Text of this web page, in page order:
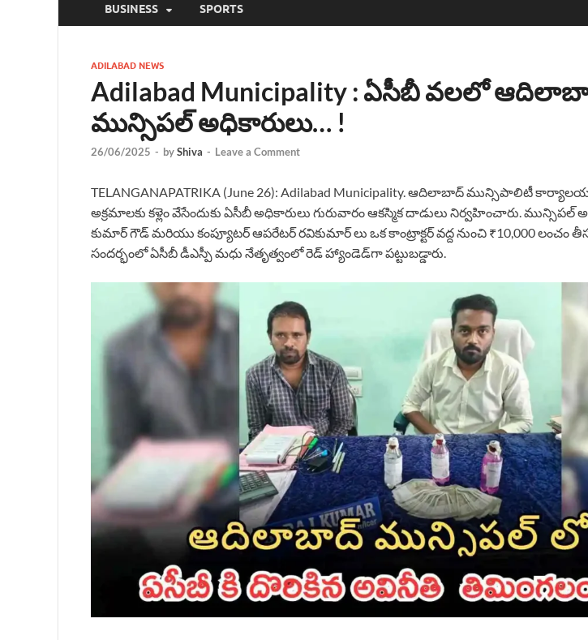
BUSINESS SPORTS
ADILABAD NEWS
Adilabad Municipality : ఏసీబీ వలలో
మున్సిపల్ అధికారులు… !
26/06/2025 - byShiva - Leave a Comment
TELANGANAPATRIKA (June 26): Adilabad Municipality. ఆదిలాబాద్ మున్సిపాలిటీ
అక్రమాలకు కళ్లెం వేసేందుకు ఏసీబీ అధికారులు గురువారం ఆకస్మిక దాడులు నిర్వహించారు.
కుమార్ గౌడ్ మరియు కంప్యూటర్ ఆపరేటర్ రవికుమార్ లు ఒక కాంట్రాక్టర్ వద్ద నుంచి ₹10,000 లంచం
సందర్భంలో ఏసీబీ డీఎస్పీ మధు నేతృత్వంలో రెడ్ హ్యాండెడ్‌గా పట్టుబడ్డారు.